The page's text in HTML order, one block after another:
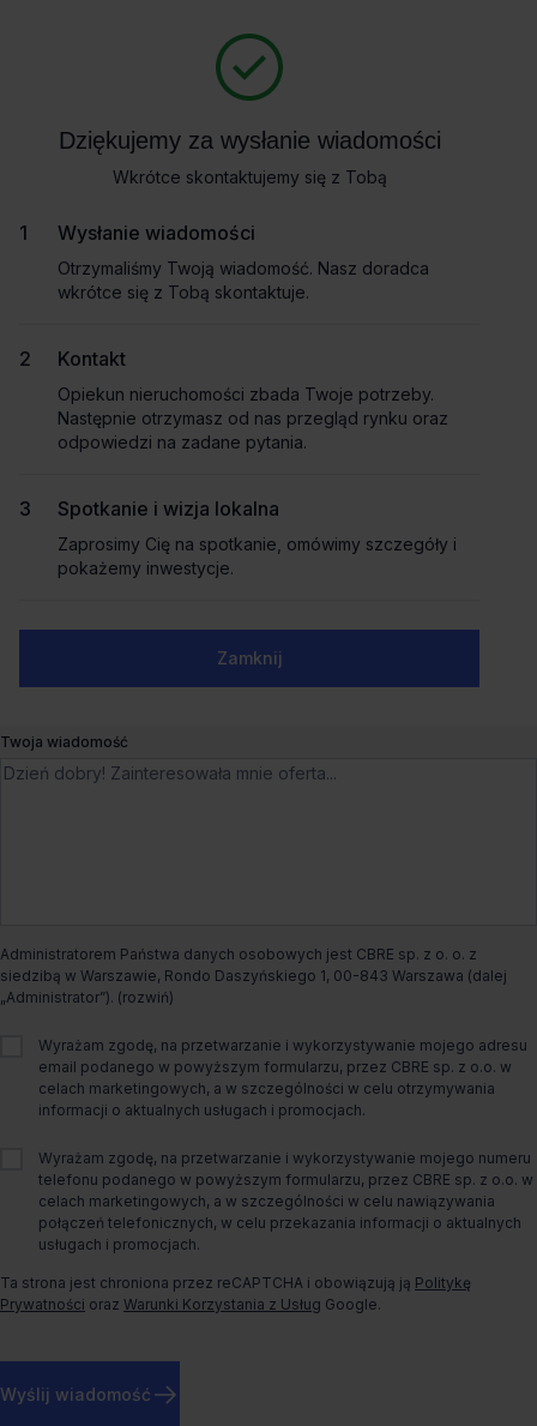
Wynajem tradycyjny
Biuro do wynajęcia A
Dostępna powierzchnia od 246m² do 1 653m²
Status budynku Istniejący
O biurze
Warszawie, w pobliżu Międzynarodowego Portu Lotniczego
Okęcie. Od centrum miasta dzieli ją zaledwie 9 km co stanowi
doskonałą bazę do prowadzenia działalności gospodarczej.
Magazyn znajduje się w pobliżu głównych tras wylotowych z
Warszawy.
Więcej informacji
Standard biura
Dziękujemy za wysłanie wiadomości
Wkrótce skontaktujemy się z Tobą
Wysłanie wiadomości
Otrzymaliśmy Twoją wiadomość. Nasz doradca
wkrótce się z Tobą skontaktuje.
Kontakt
Opiekun nieruchomości zbada Twoje potrzeby.
Następnie otrzymasz od nas przegląd rynku oraz
odpowiedzi na zadane pytania.
Spotkanie i wizja lokalna
Zaprosimy Cię na spotkanie, omówimy szczegóły i
pokażemy inwestycje.
Zamknij
Masz pytania dotyczące oferty? Opowiedz nam o swoich
Twojej firmy. Napisz do nas!
Imię i nazwisko
Nazwa firmy
Email służbowy
Numer telefonu służbowy
Twoja wiadomość
Administratorem Państwa danych osobowych jest CBRE sp. z o. o. z
siedzibą w Warszawie, Rondo Daszyńskiego 1, 00-843 Warszawa (dalej
„Administrator”).
Wyrażam zgodę, na przetwarzanie i wykorzystywanie mojego adresu
email podanego w powyższym formularzu, przez CBRE sp. z o.o. w
celach marketingowych, a w szczególności w celu otrzymywania
informacji o aktualnych usługach i promocjach.
Wyrażam zgodę, na przetwarzanie i wykorzystywanie mojego numeru
telefonu podanego w powyższym formularzu, przez CBRE sp. z o.o. w
celach marketingowych, a w szczególności w celu nawiązywania
połączeń telefonicznych, w celu przekazania informacji o aktualnych
usługach i promocjach.
Ta strona jest chroniona przez reCAPTCHA i obowiązują ją Politykę
Prywatności oraz Warunki Korzystania z Usług Google.
Wyślij wiadomość
Dziękujemy za wysłanie wiadomości
Wkrótce skontaktujemy się z Tobą
Wysłanie wiadomości
Otrzymaliśmy Twoją wiadomość. Nasz doradca
wkrótce się z Tobą skontaktuje.
Kontakt
Opiekun nieruchomości zbada Twoje potrzeby.
Następnie otrzymasz od nas przegląd rynku oraz
odpowiedzi na zadane pytania.
Spotkanie i wizja lokalna
Zaprosimy Cię na spotkanie, omówimy szczegóły i
pokażemy inwestycje.
Zamknij